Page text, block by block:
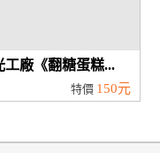
廠《翻糖蛋糕...
特價 150元